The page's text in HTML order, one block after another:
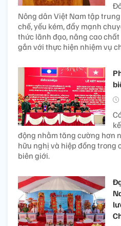
Nông dân Việt Nam tập
chế, yếu kém, đẩy mạnh
thức lãnh đạo, nâng cao
gắn với thực hiện nhiệm vụ
động nhằm tăng cường hơn
hữu nghị và hiệp đồng trong
biên giới.